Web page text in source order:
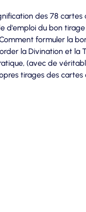
des 78
d'emploi du bon
formuler la
la Divination et la
(avec de
tirages des cartes